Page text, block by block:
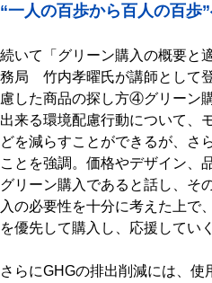
“一人の百歩から百人の百歩
続いて「グリーン購入の概要
務局 竹内孝曜氏が講師として
慮した商品の探し方④グリーン
出来る環境配慮行動について、
どを減らすことができるが、さ
ことを強調。価格やデザイン、
グリーン購入であると話し、そ
入の必要性を十分に考えた上で
を優先して購入し、応援してい
さらにGHGの排出削減には、